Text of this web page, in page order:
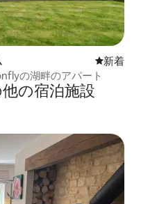
新しい宿
新着
の湖畔のアパート
の宿泊施設